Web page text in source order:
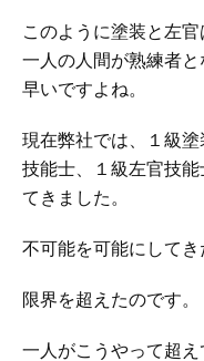
このように塗装と左
一人の人間が熟練者
早いですよね。
現在弊社では、１級
技能士、１級左官技
てきました。
不可能を可能にしてき
限界を超えたのです。
一人がこうやって超